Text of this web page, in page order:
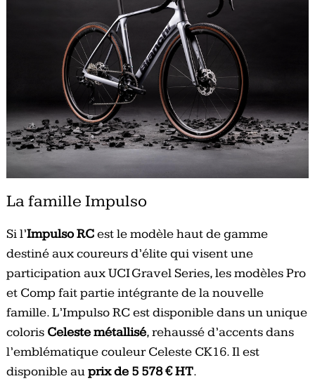
La famille Impulso
Si l’Impulso RCest le modèle haut de gamme
destiné aux coureurs d’élite qui visent une
participation aux UCI Gravel Series, les modèles Pro
et Comp fait partie intégrante de la nouvelle
famille. L’Impulso RC est disponible dans un unique
coloris Celeste métallisé, rehaussé d’accents dans
l’emblématique couleur Celeste CK16. Il est
disponible auprix de 5 578 € HT.